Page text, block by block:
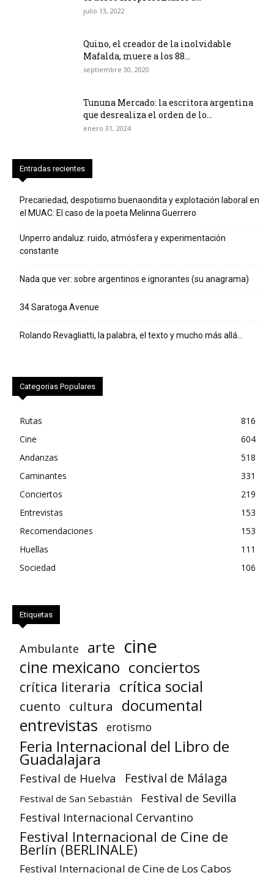
julio 13, 2022
Quino, el creador de la inolvidable
Mafalda, muere a los 88...
septiembre 30, 2020
Tununa Mercado: la escritora argentina
que desrealiza el orden de lo...
enero 31, 2024
Entradas recientes
Precariedad, despotismo buenaondita y explotación laboral en
el MUAC: El caso de la poeta Melinna Guerrero
Unperro andaluz: ruido, atmósfera y experimentación
constante
Nada que ver: sobre argentinos e ignorantes (su anagrama)
34 Saratoga Avenue
Rolando Revagliatti, la palabra, el texto y mucho más allá…
Categorias Populares
Rutas
816
Cine
604
Andanzas
518
Caminantes
331
Conciertos
219
Entrevistas
153
Recomendaciones
153
Huellas
111
Sociedad
106
Etiquetas
Ambulante arte cine
cine mexicano conciertos
crítica literaria crítica social
cuento cultura documental
entrevistas erotismo
Feria Internacional del Libro de
Guadalajara
Festival de Huelva Festival de Málaga
Festival de San Sebastián Festival de Sevilla
Festival Internacional Cervantino
Festival Internacional de Cine de
Berlín (BERLINALE)
Festival Internacional de Cine de Los Cabos